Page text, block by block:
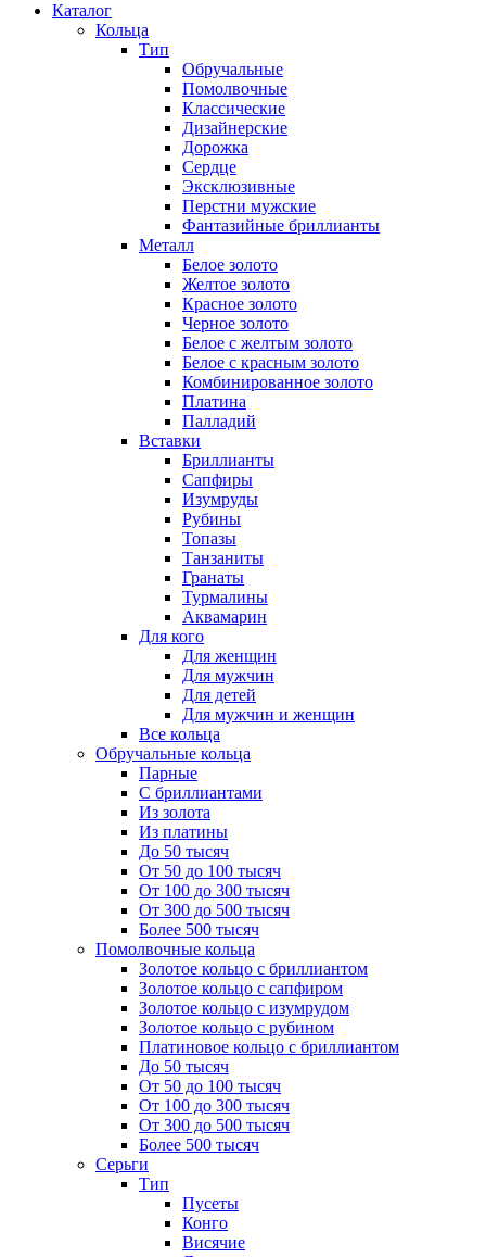
Каталог
Кольца
Тип
Обручальные
Помолвочные
Классические
Дизайнерские
Дорожка
Сердце
Эксклюзивные
Перстни мужские
Фантазийные бриллианты
Металл
Белое золото
Желтое золото
Красное золото
Черное золото
Белое с желтым золото
Белое с красным золото
Комбинированное золото
Платина
Палладий
Вставки
Бриллианты
Сапфиры
Изумруды
Рубины
Топазы
Танзаниты
Гранаты
Турмалины
Аквамарин
Для кого
Для женщин
Для мужчин
Для детей
Для мужчин и женщин
Все кольца
Обручальные кольца
Парные
С бриллиантами
Из золота
Из платины
До 50 тысяч
От 50 до 100 тысяч
От 100 до 300 тысяч
От 300 до 500 тысяч
Более 500 тысяч
Помолвочные кольца
Золотое кольцо с бриллиантом
Золотое кольцо с сапфиром
Золотое кольцо с изумрудом
Золотое кольцо с рубином
Платиновое кольцо с бриллиантом
До 50 тысяч
От 50 до 100 тысяч
От 100 до 300 тысяч
От 300 до 500 тысяч
Более 500 тысяч
Серьги
Тип
Пусеты
Конго
Висячие